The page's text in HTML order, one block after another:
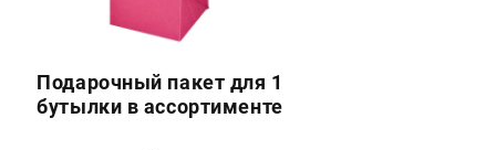
Подарочный пакет для 1
бутылки в ассортименте